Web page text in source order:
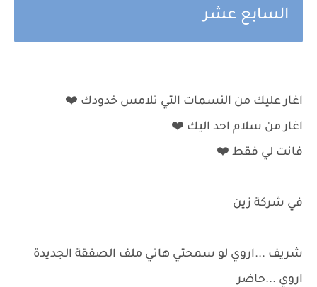
السابع عشر
اغار عليك من النسمات التي تلامس خدودك ⁦❤️⁩
اغار من سلام احد اليك ⁦❤️⁩
فانت لي فقط ⁦❤️⁩
في شركة زين
شريف ...اروي لو سمحتي هاتي ملف الصفقة الجديدة
اروي ...حاضر